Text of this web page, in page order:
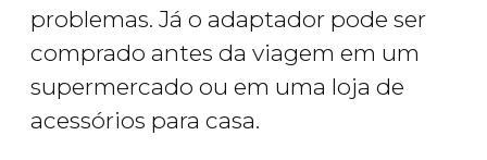
problemas. Já o adaptador pode ser
comprado antes da viagem em um
supermercado ou em uma loja de
acessórios para casa.